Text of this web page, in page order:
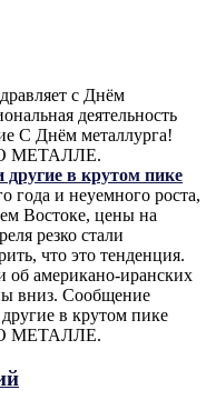
с Днём
деятельность
С Днём металлурга!
О МЕТАЛЛЕ.
в крутом пике
года и неуемного роста,
Востоке, цены на
резко стали
что это тенденция.
американо-иранских
вниз. Сообщение
в крутом пике
О МЕТАЛЛЕ.